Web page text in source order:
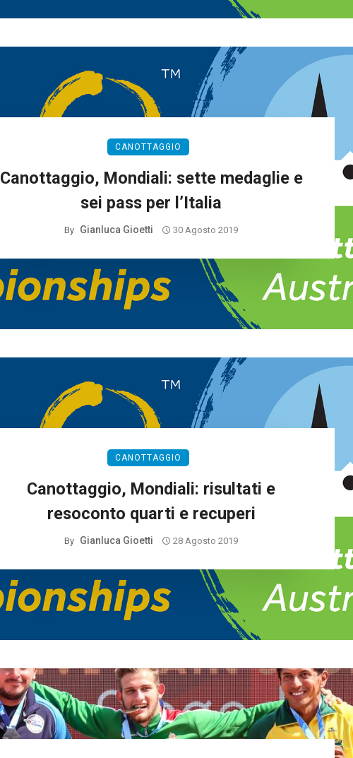
CANOTTAGGIO
Canottaggio, Mondiali: sette medaglie e
sei pass per l’Italia
By Gianluca Gioetti 30 Agosto 2019
CANOTTAGGIO
Canottaggio, Mondiali: risultati e
resoconto quarti e recuperi
By Gianluca Gioetti 28 Agosto 2019